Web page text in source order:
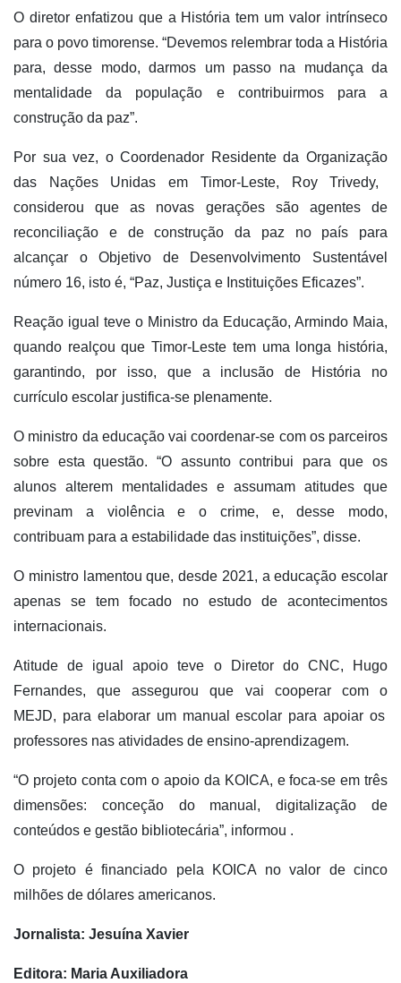
O diretorenfatizou que a H istória tem um valor intrínseco
para o povo timorense. “Devemos relembrar toda a H istória
para, desse modo,darmos um passo na mudança da
mentalidade da população e contribuirmospara a
construção da paz”.
Por sua vez, oCoordenador Residente da Organização
das Nações Unidas em Timor-Leste, Roy Trivedy,
considerouqueas novas gerações são agentes de
reconciliação e de construção da paz no país para
alcançar o Objetivo de Desenvolvimento Sustentável
número 16, isto é, “Paz, Justiça e Instituições Eficazes”.
Reação igual teve o Ministro da Educação, Armindo Maia,
quando realçouque Timor-Leste tem uma longa história,
garantindo, por isso, que a inclusão de H istória no
currículo escolar justifica-se plenamente.
O ministro da educação vaicoordenar-se com os parceiros
sobre esta questão. “O assuntocontribui paraque os
alunos alterem mentalidades e assumam atitudes que
previnam a violência e o crime, e, desse modo,
contribuam para a estabilidade das instituições”, disse.
O ministro lamentou que, desde 2021, a educação escolar
apenassetemfocado no estudo de acontecimentos
internacionais.
Atitude de igualapoio teve o
Diretor do CNC, Hugo
Fernandes, que assegurouque vai cooperar com o
MEJD, para elaborar um manualescolar para apoiar os
professores nas atividades de ensino-aprendizagem.
“O projeto conta com o apoio da KOICA, e foca-se em três
dimensões: conceção do manual, digitalização de
conteúdos e gestão bibliotecária”, informou .
O projeto é financiado pela KOICA no valor de cinco
milhões de dólares americanos.
Jornalista: Jesuína Xavier
Editora: Maria Auxiliadora